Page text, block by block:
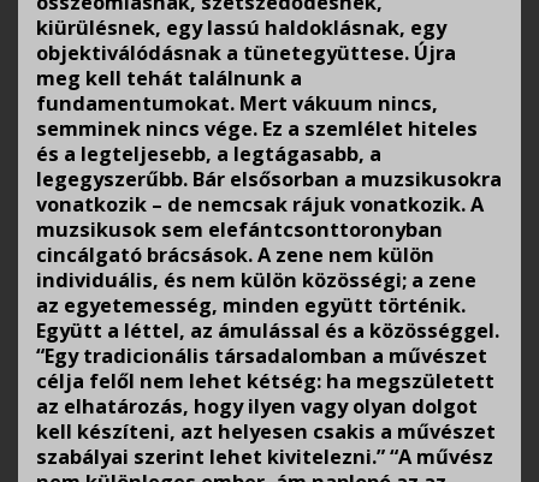
kiürülésnek, egy lassú haldoklásnak, egy
objektiválódásnak a tünetegyüttese. Újra
meg kell tehát találnunk a
fundamentumokat. Mert vákuum nincs,
semminek nincs vége. Ez a szemlélet hiteles
és a legteljesebb, a legtágasabb, a
legegyszerűbb. Bár elsősorban a muzsikusokra
vonatkozik – de nemcsak rájuk vonatkozik. A
muzsikusok sem elefántcsonttoronyban
cincálgató brácsások. A zene nem külön
individuális, és nem külön közösségi; a zene
az egyetemesség, minden együtt történik.
Együtt a léttel, az ámulással és a közösséggel.
“Egy tradicionális társadalomban a művészet
célja felől nem lehet kétség: ha megszületett
az elhatározás, hogy ilyen vagy olyan dolgot
kell készíteni, azt helyesen csakis a művészet
szabályai szerint lehet kivitelezni.” “A művész